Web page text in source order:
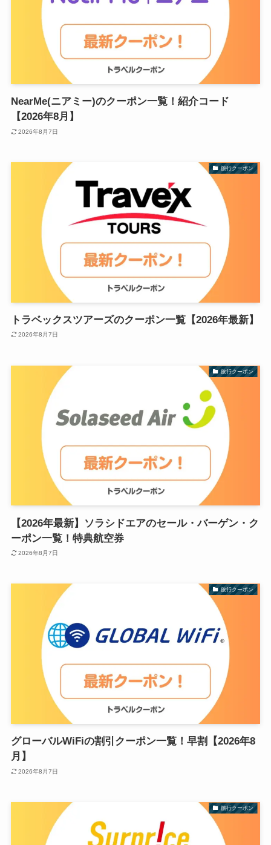
NearMe(ニアミー)のクーポン一覧！紹介コード
【2026年8月】
2026年8月7日
旅行クーポン
トラベックスツアーズのクーポン一覧【2026年最新】
2026年8月7日
旅行クーポン
【2026年最新】ソラシドエアのセール・バーゲン・ク
ーポン一覧！特典航空券
2026年8月7日
旅行クーポン
グローバルWiFiの割引クーポン一覧！早割【2026年8
月】
2026年8月7日
旅行クーポン